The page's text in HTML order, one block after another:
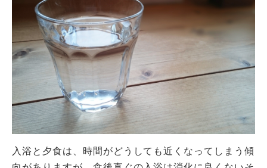
入浴と夕食は、時間がどうしても近くなってしまう傾